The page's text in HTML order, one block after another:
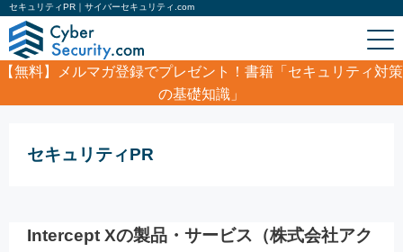
セキュリティPR｜サイバーセキュリティ.com
【無料】
メルマガ登録でプレゼント！書籍「セキュリティ対策
の基礎知識」
セキュリティPR
セキュリティPR
Intercept Xの製品・サービス（株式会社アク